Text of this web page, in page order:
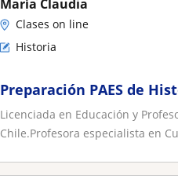
María Claudia
Clases on line
Historia
Preparación PAES de
Licenciada en Educación y
Chile.Profesora especialista en